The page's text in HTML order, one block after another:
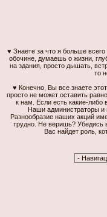
♥ Знаете за что я больше
обочине, думаешь о жизни,
на здания, просто дышать,
то
♥ Конечно, Вы все знаете
просто не может оставить
к нам. Если есть какие-либо
Наши администраторы и
Разнообразие наших акций
трудно. Не веришь? Убедись
Вас найдет роль,